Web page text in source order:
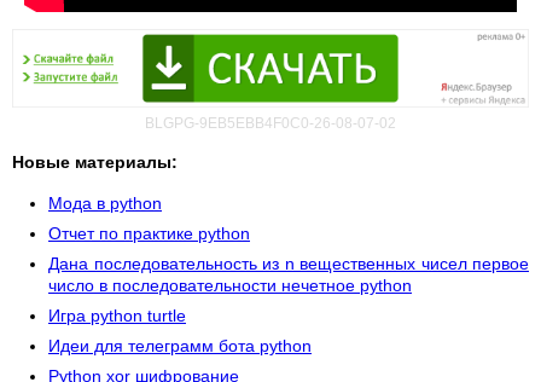
BLGPG-9EB5EBB4F0C0-26-08-07-02
Новые материалы:
Мода в python
Отчет по практике python
Дана последовательность из n вещественных чисел первое
число в последовательности нечетное python
Игра python turtle
Идеи для телеграмм бота python
Python xor шифрование